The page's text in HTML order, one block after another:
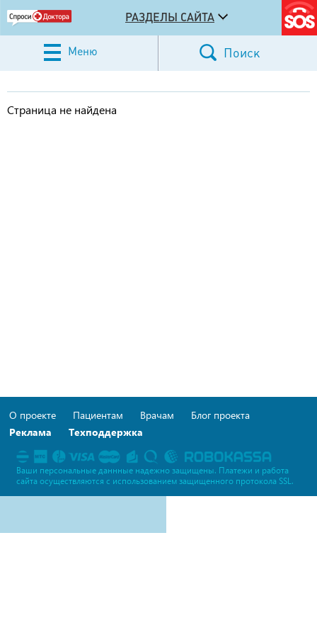
РАЗДЕЛЫ САЙТА
Меню Поиск
Страница не найдена
О проекте Пациентам Врачам
Блог проекта
Реклама
Техподдержка
Ваши персональные даннные надежно защищены. Платежи и работа
сайта осуществляются c использованием защищенного протокола SSL.